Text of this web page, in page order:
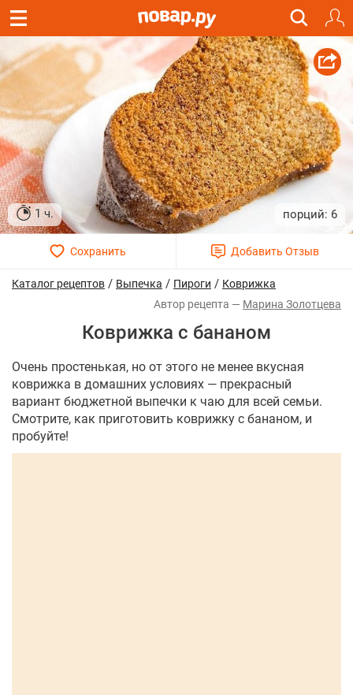
1 ч. 6
Каталог рецептов / Выпечка / Пироги / Коврижка
Марина Золотцева
Коврижка с бананом
Очень простенькая, но от этого не менее вкусная
коврижка в домашних условиях — прекрасный
вариант бюджетной выпечки к чаю для всей семьи.
Смотрите, как приготовить коврижку с бананом, и
пробуйте!